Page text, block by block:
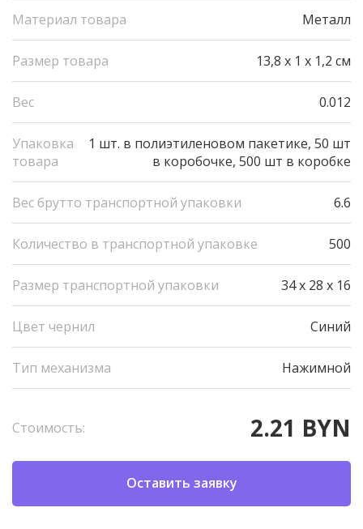
Материал товара Металл
Размер товара 13,8 x 1 x 1,2 см
Вес 0.012
Упаковка
товара
1 шт. в полиэтиленовом пакетике, 50 шт
в коробочке, 500 шт в коробке
Вес брутто транспортной упаковки 6.6
Количество в транспортной упаковке 500
Размер транспортной упаковки 34 x 28 x 16
Цвет чернил Синий
Тип механизма Нажимной
Стоимость: 2.21 BYN
Оставить заявку